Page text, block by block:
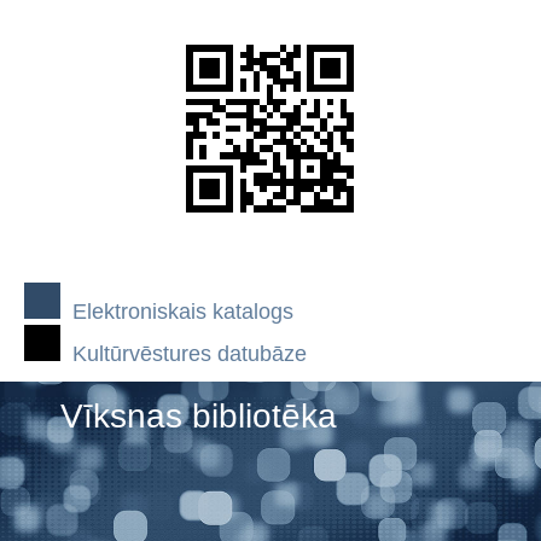
Elektroniskais katalogs
Kultūrvēstures datubāze
Vīksnas bibliotēka